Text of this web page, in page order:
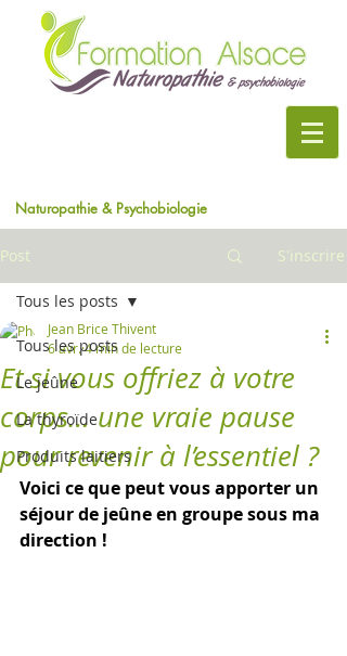
Naturopathie & Psychobiologie
Post S'inscrire
Tous les posts
Le jeûne
La thyroïde
Produits laitiers
Tous les posts
Et si vous offriez à votre
corps… une vraie pause
pour revenir à l’essentiel ?
Jean Brice Thivent
6 avr.4 min de lecture
Voici ce que peut vous apporter un
séjour de jeûne en groupe sous ma
direction !